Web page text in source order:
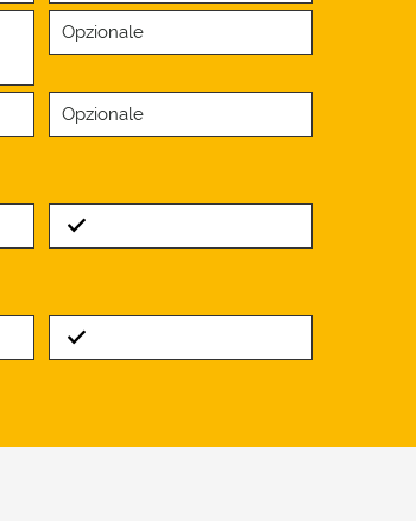
Opzionale
Opzionale
Standard
Standard